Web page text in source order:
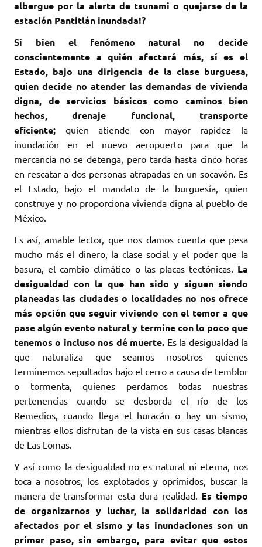
albergue por la alerta de tsunami o quejarse de la
estación Pantitlán inundada!?
Si bien el fenómeno natural no decide
conscientemente a quién afectará más, sí es el
Estado, bajo una dirigencia de la clase burguesa,
quien decide no atender las demandas de vivienda
digna, de servicios básicos como caminos bien
hechos, drenaje funcional, transporte
eficiente; quien atiende con mayor rapidez la
inundación en el nuevo aeropuerto para que la
mercancía no se detenga, pero tarda hasta cinco horas
en rescatar a dos personas atrapadas en un socavón. Es
el Estado, bajo el mandato de la burguesía, quien
construye y no proporciona vivienda digna al pueblo de
México.
Es así, amable lector, que nos damos cuenta que pesa
mucho más el dinero, la clase social y el poder que la
basura, el cambio climático o las placas tectónicas. La
desigualdad con la que han sido y siguen siendo
planeadas las ciudades o localidades no nos ofrece
más opción que seguir viviendo con el temor a que
pase algún evento natural y termine con lo poco que
tenemos o incluso nos dé muerte. Es la desigualdad la
que naturaliza que seamos nosotros quienes
terminemos sepultados bajo el cerro a causa de temblor
o tormenta, quienes perdamos todas nuestras
pertenencias cuando se desborda el río de los
Remedios, cuando llega el huracán o hay un sismo,
mientras ellos disfrutan de la vista en sus casas blancas
de Las Lomas.
Y así como la desigualdad no es natural ni eterna, nos
toca a nosotros, los explotados y oprimidos, buscar la
manera de transformar esta dura realidad. Es tiempo
de organizarnos y luchar, la solidaridad con los
afectados por el sismo y las inundaciones son un
primer paso, sin embargo, para evitar que estos